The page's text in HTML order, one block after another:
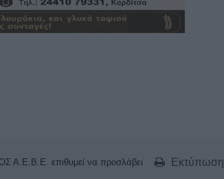
Εκτύπωση
Α.Ε.Β.Ε. επιθυμεί να προσλάβει